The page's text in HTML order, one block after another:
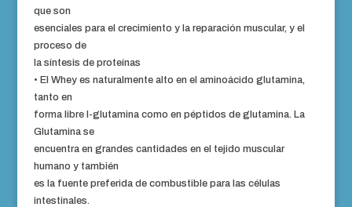
que son
esenciales para el crecimiento y la reparación muscular, y el
proceso de
la síntesis de proteínas
• El Whey es naturalmente alto en el aminoácido glutamina,
tanto en
forma libre l-glutamina como en péptidos de glutamina. La
Glutamina se
encuentra en grandes cantidades en el tejido muscular
humano y también
es la fuente preferida de combustible para las células
intestinales.